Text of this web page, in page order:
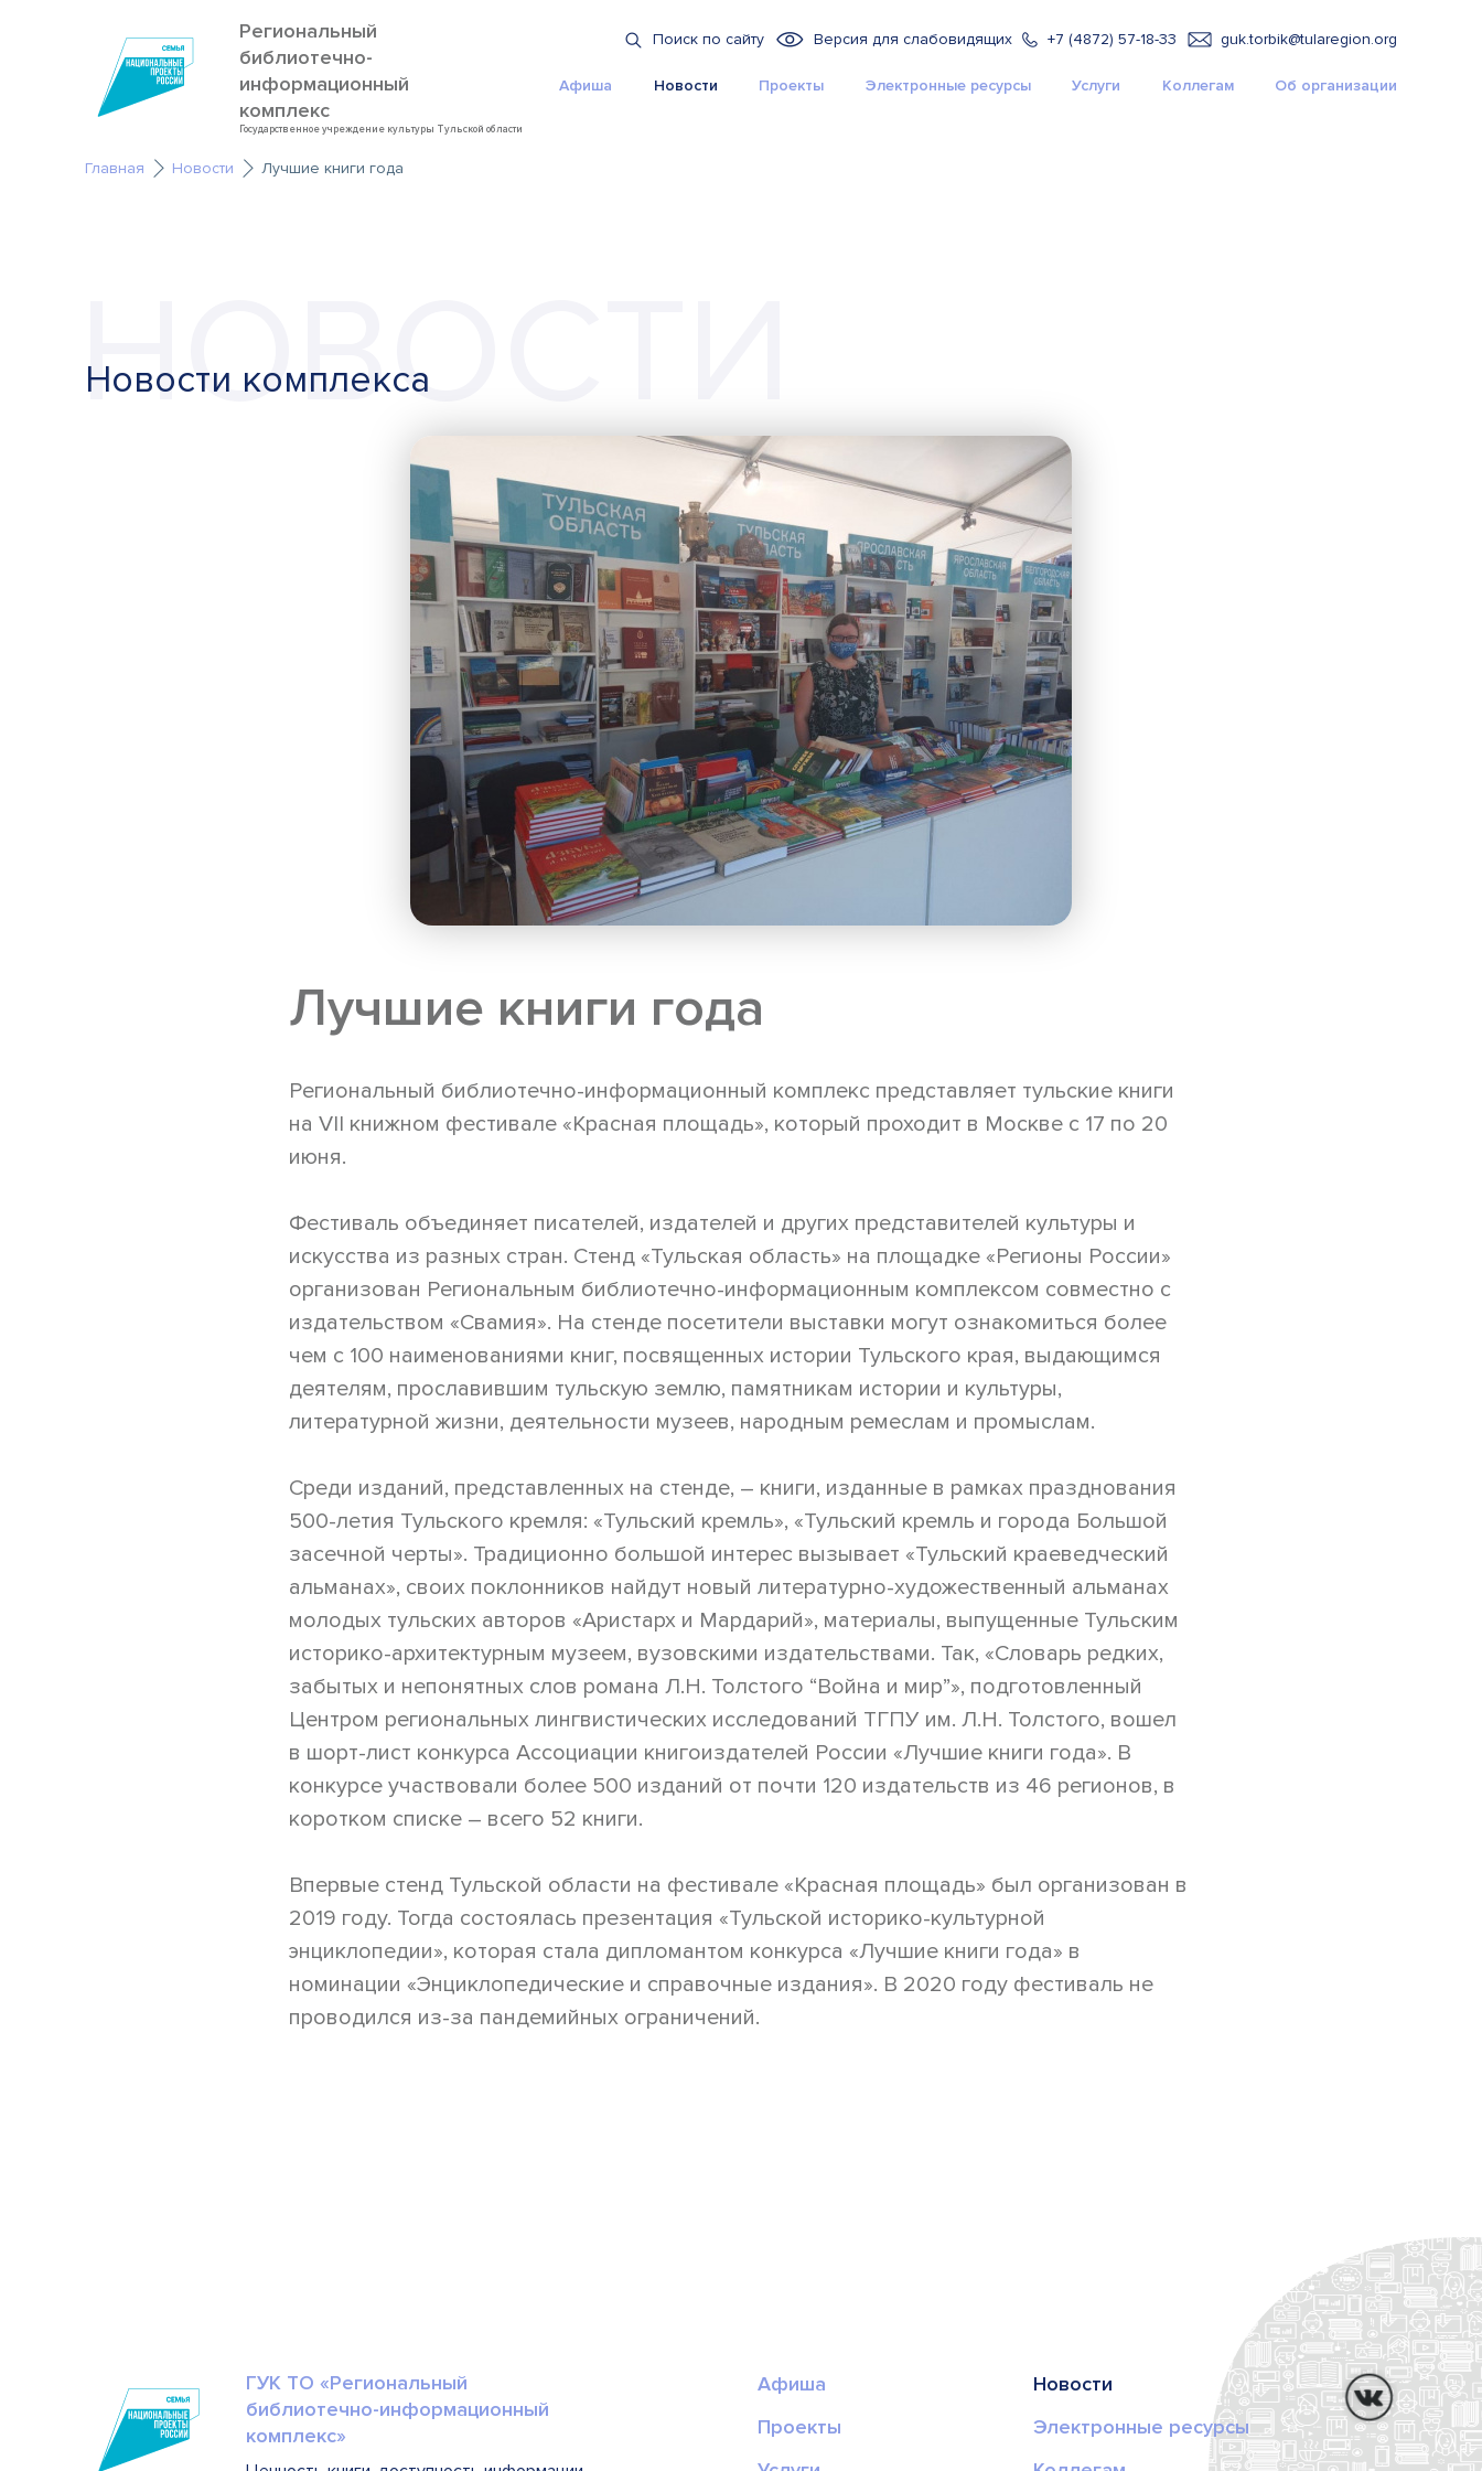
Региональный
библиотечно-
информационный
комплекс
Государственное учреждение культуры Тульской области
Поиск по сайту Версия для слабовидящих +7 (4872) 57-18-33 guk.torbik@tularegion.org
Афиша Новости Проекты Электронные ресурсы Услуги Коллегам Об организации
Главная Новости Лучшие книги года
Новости комплекса
НОВОСТИ
Лучшие книги года
Региональный библиотечно-информационный комплекс представляет тульские книги
на VII книжном фестивале «Красная площадь», который проходит в Москве с 17 по 20
июня.
Фестиваль объединяет писателей, издателей и других представителей культуры и
искусства из разных стран. Стенд «Тульская область» на площадке «Регионы России»
организован Региональным библиотечно-информационным комплексом совместно с
издательством «Свамия». На стенде посетители выставки могут ознакомиться более
чем с 100 наименованиями книг, посвященных истории Тульского края, выдающимся
деятелям, прославившим тульскую землю, памятникам истории и культуры,
литературной жизни, деятельности музеев, народным ремеслам и промыслам.
Среди изданий, представленных на стенде, – книги, изданные в рамках празднования
500-летия Тульского кремля: «Тульский кремль», «Тульский кремль и города Большой
засечной черты». Традиционно большой интерес вызывает «Тульский краеведческий
альманах», своих поклонников найдут новый литературно-художественный альманах
молодых тульских авторов «Аристарх и Мардарий», материалы, выпущенные Тульским
историко-архитектурным музеем, вузовскими издательствами. Так, «Словарь редких,
забытых и непонятных слов романа Л.Н. Толстого “Война и мир”», подготовленный
Центром региональных лингвистических исследований ТГПУ им. Л.Н. Толстого, вошел
в шорт-лист конкурса Ассоциации книгоиздателей России «Лучшие книги года». В
конкурсе участвовали более 500 изданий от почти 120 издательств из 46 регионов, в
коротком списке – всего 52 книги.
Впервые стенд Тульской области на фестивале «Красная площадь» был организован в
2019 году. Тогда состоялась презентация «Тульской историко-культурной
энциклопедии», которая стала дипломантом конкурса «Лучшие книги года» в
номинации «Энциклопедические и справочные издания». В 2020 году фестиваль не
проводился из-за пандемийных ограничений.
ГУК ТО «Региональный
библиотечно-информационный
комплекс»
Афиша
Новости
Проекты
Электронные ресурсы